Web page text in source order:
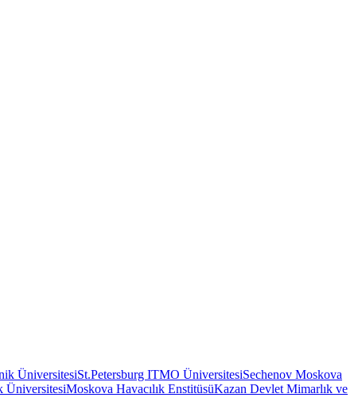
ÜniversitesiSt.Petersburg ITMO ÜniversitesiSechenov Moskova
ÜniversitesiMoskova Havacılık EnstitüsüKazan Devlet Mimarlık ve